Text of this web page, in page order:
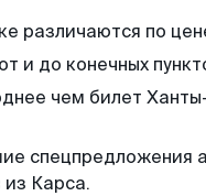
различаются по
и до конечных
чем билет
спецпредложения
Карса.